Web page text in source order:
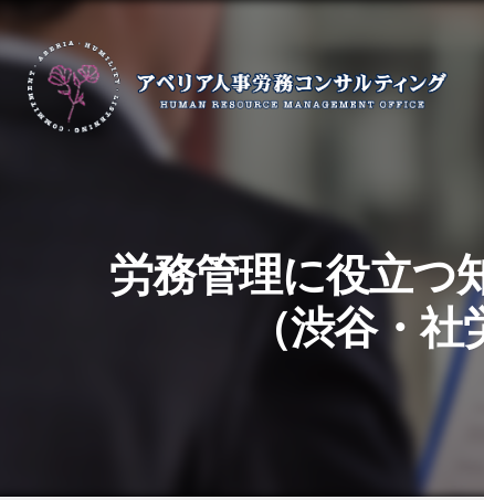
労務管理に役立つ
（渋谷・